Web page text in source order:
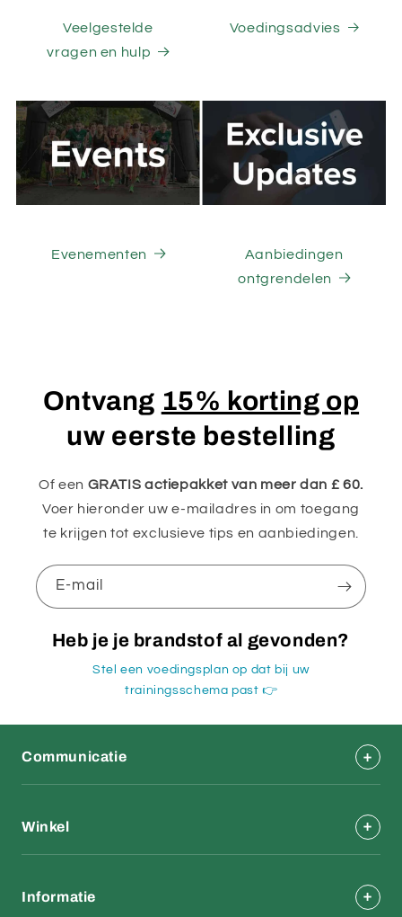
Veelgestelde
vragen en hulp
Voedingsadvies
Evenementen
Aanbiedingen
ontgrendelen
Ontvang 15% korting op
uw eerste bestelling
Of een GRATIS actiepakket van meer dan £ 60.
Voer hieronder uw e-mailadres in om toegang
te krijgen tot exclusieve tips en aanbiedingen.
E‑mail
Heb je je brandstof al gevonden?
Stel een voedingsplan op dat bij uw
trainingsschema past 👉
Communicatie
Winkel
Informatie